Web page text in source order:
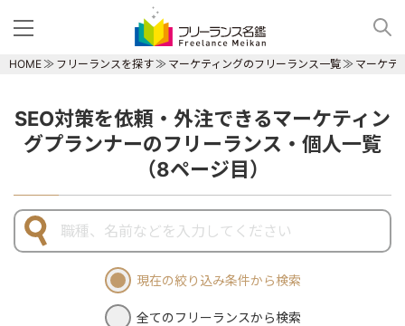
HOME フリーランスを探す マーケティングのフリーランス一覧 マーケテ
SEO対策を依頼・外注できるマーケティン
グプランナーのフリーランス・個人一覧
（8ページ目）
現在の絞り込み条件から検索
全てのフリーランスから検索